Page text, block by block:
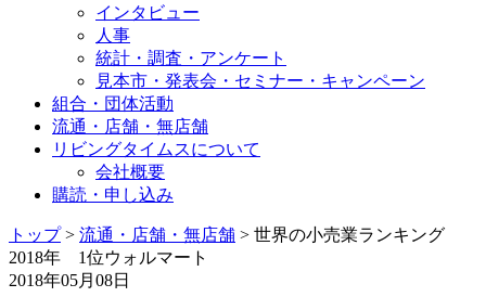
インタビュー
人事
統計・調査・アンケート
見本市・発表会・セミナー・キャンペーン
組合・団体活動
流通・店舗・無店舗
リビングタイムスについて
会社概要
購読・申し込み
トップ> 流通・店舗・無店舗 > 世界の小売業ランキング
2018年 1位ウォルマート
2018年05月08日